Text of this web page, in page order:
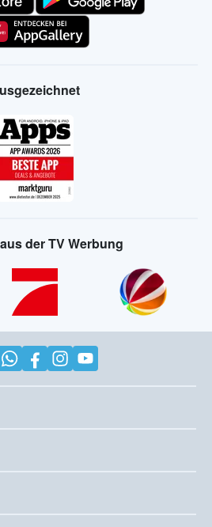
der TV Werbung